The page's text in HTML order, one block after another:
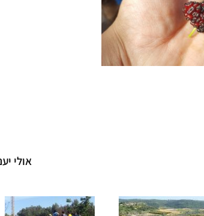
אולי